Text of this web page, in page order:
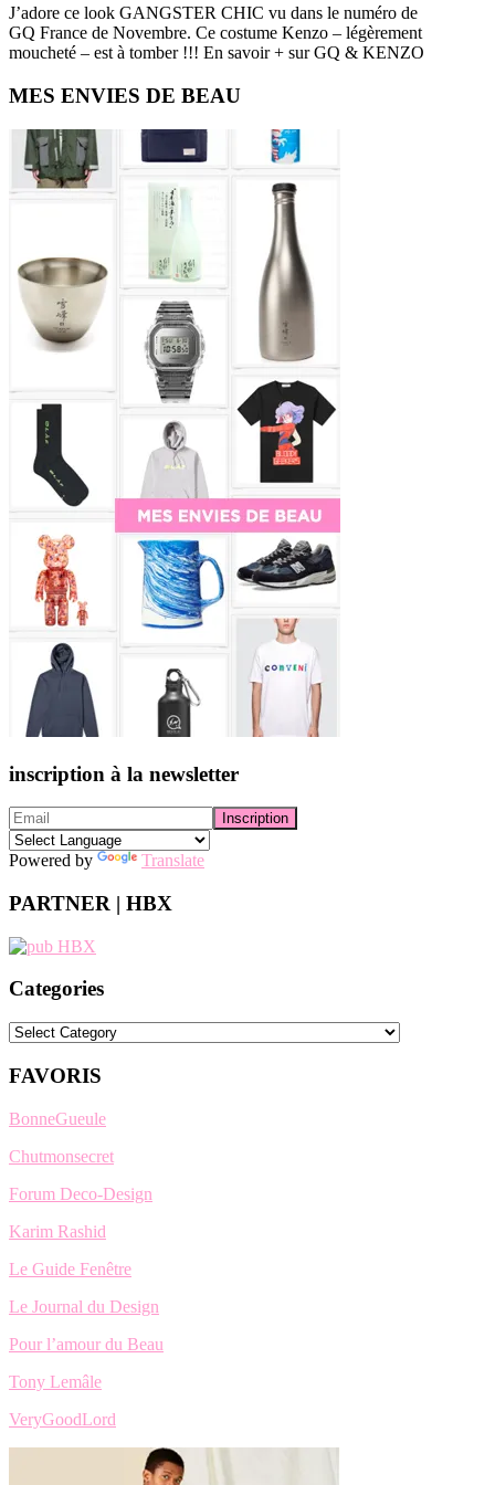
J’adore ce look GANGSTER CHIC vu dans le numéro de
GQ France de Novembre. Ce costume Kenzo – légèrement
moucheté – est à tomber !!! En savoir + sur GQ & KENZO
Primary
Sidebar
MES ENVIES DE BEAU
inscription à la newsletter
Powered by Translate
PARTNER | HBX
Categories
Categories
FAVORIS
BonneGueule
Chutmonsecret
Forum Deco-Design
Karim Rashid
Le Guide Fenêtre
Le Journal du Design
Pour l’amour du Beau
Tony Lemâle
VeryGoodLord